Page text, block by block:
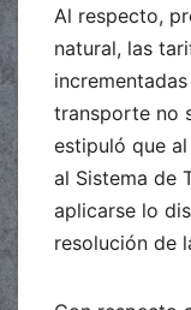
Al respecto,
natural, las
transporte no
estipuló que
al Sistema de
aplicarse lo
resolución de